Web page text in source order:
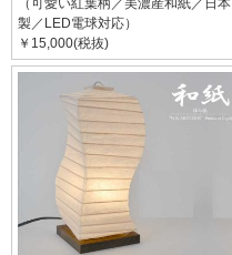
（可愛い紅葉柄／美濃産和紙／日本
製／LED電球対応）
￥15,000(税抜)